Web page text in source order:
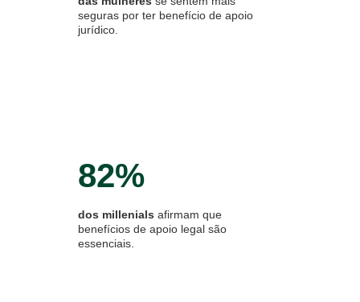
seguras por ter benefício de apoio
jurídico.
82%
dos millenials afirmam que
benefícios de apoio legal são
essenciais.